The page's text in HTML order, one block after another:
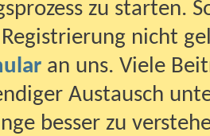
zu starten.
nicht
an uns. Viele
Austausch
besser zu